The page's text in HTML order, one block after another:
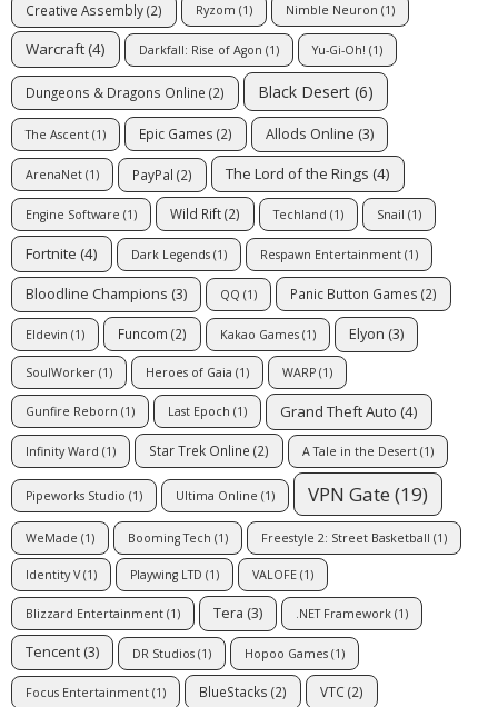
Creative Assembly(2) Ryzom (1) Nimble Neuron (1)
Warcraft (4) Darkfall: Rise of Agon (1) Yu-Gi-Oh! (1)
Dungeons & Dragons Online (2) Black Desert (6)
The Ascent (1) Epic Games (2) Allods Online (3)
ArenaNet (1) PayPal (2) The Lord of the Rings (4)
Engine Software (1) Wild Rift(2) Techland (1) Snail (1)
Fortnite (4) Dark Legends (1) Respawn Entertainment (1)
Bloodline Champions (3) QQ (1) Panic Button Games (2)
Eldevin (1) Funcom (2) Kakao Games (1) Elyon (3)
SoulWorker (1) Heroes of Gaia (1) WARP (1)
Gunfire Reborn (1) Last Epoch (1) Grand Theft Auto (4)
Infinity Ward (1) Star Trek Online (2) A Tale in the Desert (1)
Pipeworks Studio (1) Ultima Online (1) VPN Gate(19)
WeMade (1) Booming Tech (1) Freestyle 2: Street Basketball (1)
Identity V(1) Playwing LTD (1) VALOFE (1)
Blizzard Entertainment (1) Tera (3) .NET Framework (1)
Tencent (3) DR Studios (1) Hopoo Games (1)
Focus Entertainment (1) BlueStacks (2) VTC(2)